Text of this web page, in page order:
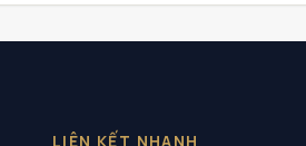
LIÊN KẾT NHANH